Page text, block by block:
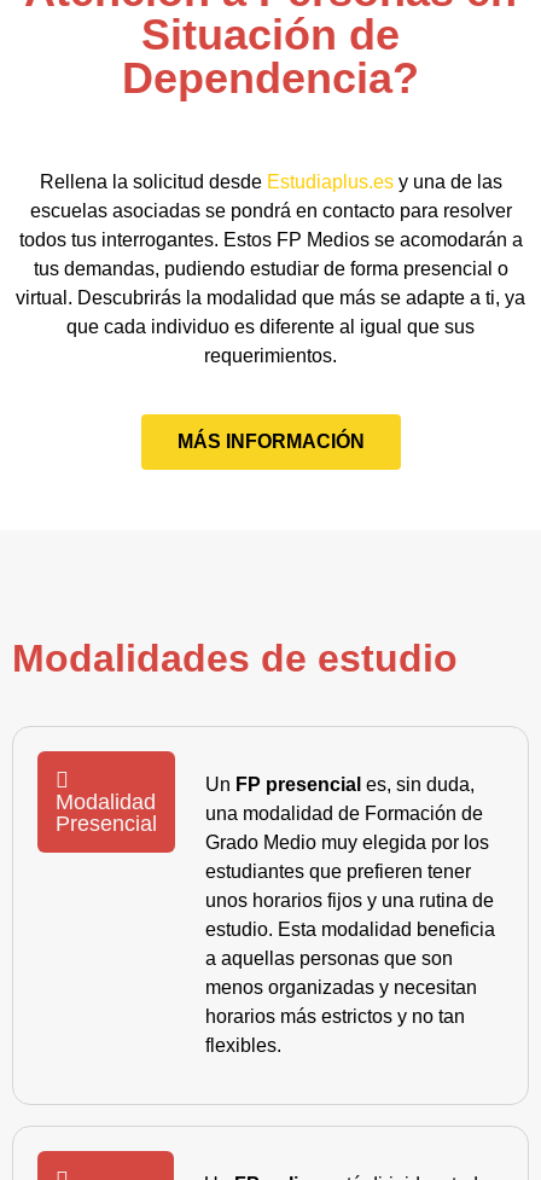
Situación de
Dependencia?
Rellena la solicitud desde Estudiaplus.esy una de las
escuelas asociadas se pondrá en contacto para resolver
todos tus interrogantes. Estos FP Medios se acomodarán a
tus demandas, pudiendo estudiar de forma presencial o
virtual. Descubrirás la modalidad que más se adapte a ti, ya
que cada individuo es diferente al igual que sus
requerimientos.
MÁS INFORMACIÓN
Modalidades de estudio
Modalidad
Presencial
Un FP presencial es, sin duda,
una modalidad de Formación de
Grado Medio muy elegida por los
estudiantes que prefieren tener
unos horarios fijos y una rutina de
estudio. Esta modalidad beneficia
a aquellas personas que son
menos organizadas y necesitan
horarios más estrictos y no tan
flexibles.